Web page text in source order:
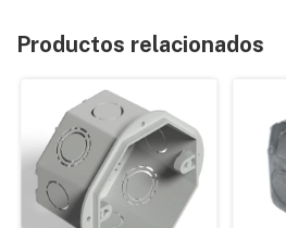
Productos relacionados